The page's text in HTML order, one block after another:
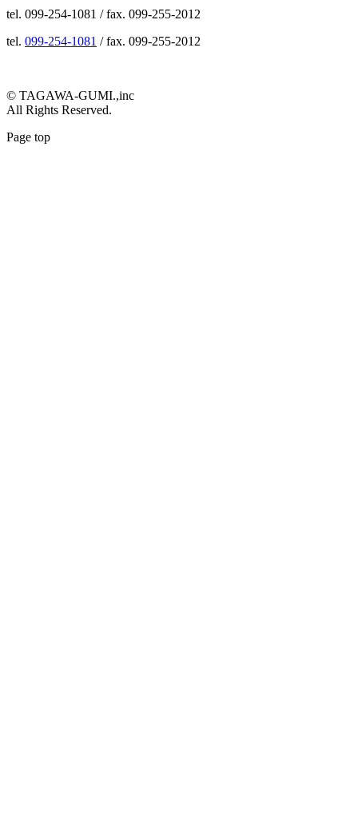
tel. 099-254-1081 / fax. 099-255-2012
tel. 099-254-1081 / fax. 099-255-2012
© TAGAWA-GUMI.,inc
All Rights Reserved.
Page top